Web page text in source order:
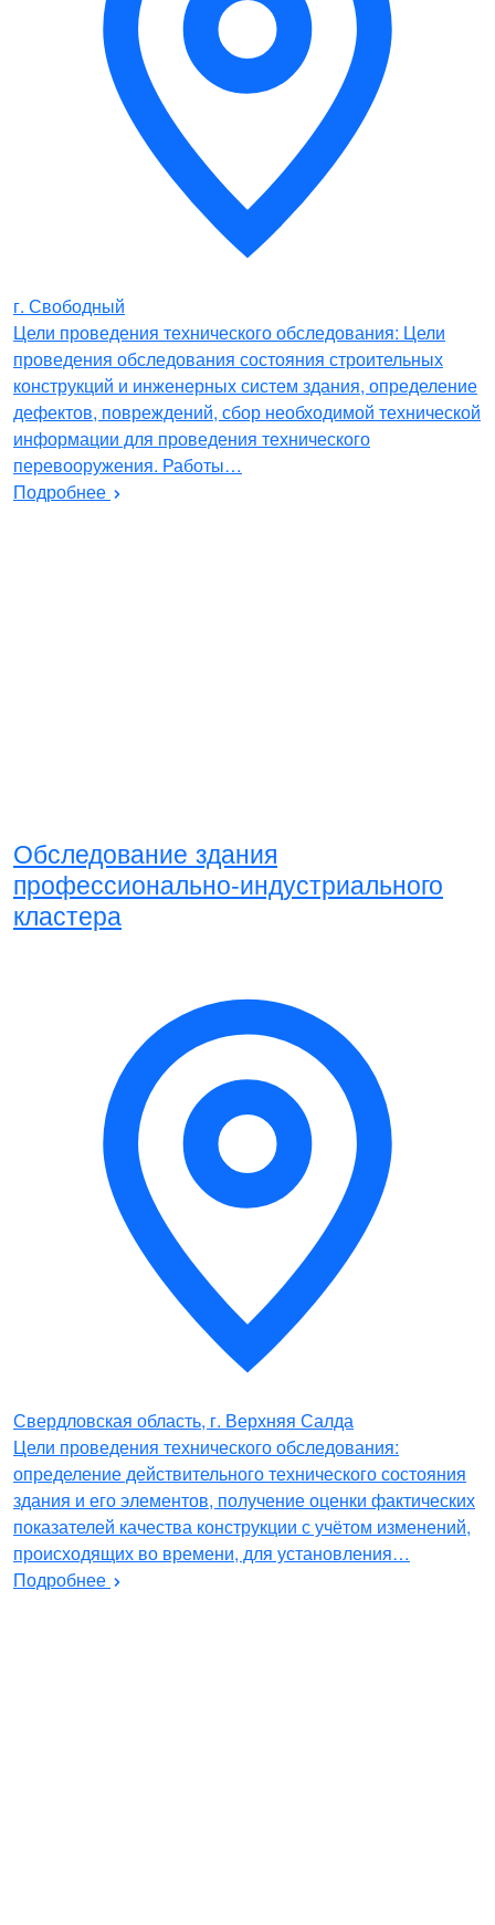
г. Свободный
Цели проведения технического обследования: Цели
проведения обследования состояния строительных
конструкций и инженерных систем здания, определение
дефектов, повреждений, сбор необходимой технической
информации для проведения технического
перевооружения. Работы…
Подробнее
Обследование здания
профессионально-индустриального
кластера
Свердловская область, г. Верхняя Салда
Цели проведения технического обследования:
определение действительного технического состояния
здания и его элементов, получение оценки фактических
показателей качества конструкции с учётом изменений,
происходящих во времени, для установления…
Подробнее